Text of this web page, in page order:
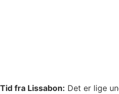
Tid fra Lissabon: Det er lige